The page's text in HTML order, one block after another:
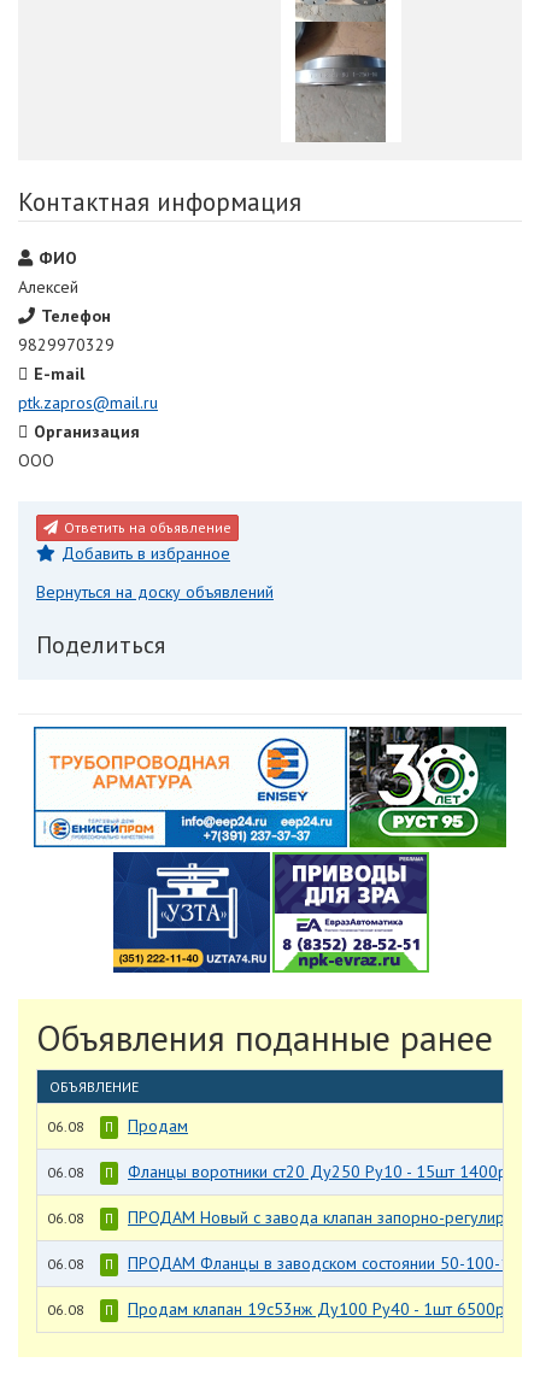
Контактная информация
ФИО
Алексей
Телефон
9829970329
E-mail
ptk.zapros@mail.ru
Организация
ООО
Ответить на объявление
Добавить в избранное
Вернуться на доску объявлений
Поделиться
Объявления поданные ранее
ОБЪЯВЛЕНИЕ
06.08 П Продам
06.08 П Фланцы воротники ст20 Ду250 Ру10 - 15шт 1400р/шт.
06.08 П ПРОДАМ Новый с завода клапан запорно-
06.08 П ПРОДАМ Фланцы в заводском состоянии 50-100-11-
06.08 П Продам клапан 19с53нж Ду100 Ру40 - 1шт 6500р